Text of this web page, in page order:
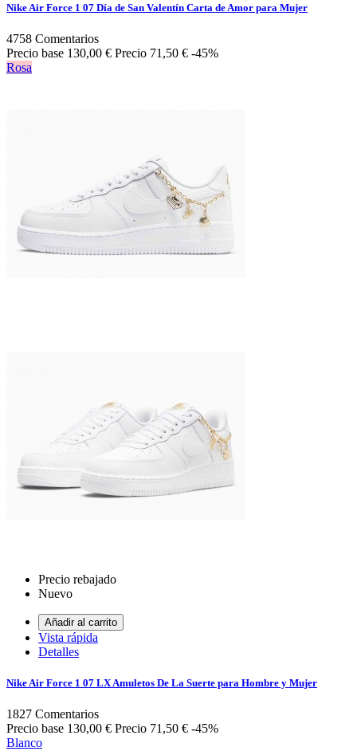
Nike Air Force 1 07 Día de San Valentín Carta de Amor para Mujer
4758 Comentarios
Precio base 130,00 € Precio 71,50 € -45%
Rosa
Precio rebajado
Nuevo
Añadir al carrito
Vista rápida
Detalles
Nike Air Force 1 07 LX Amuletos De La Suerte para Hombre y Mujer
1827 Comentarios
Precio base 130,00 € Precio 71,50 € -45%
Blanco